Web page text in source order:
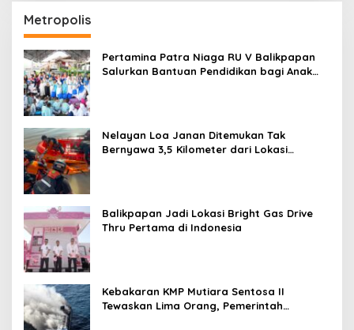
Metropolis
Pertamina Patra Niaga RU V Balikpapan
Salurkan Bantuan Pendidikan bagi Anak
Nelayan Loa Janan Ditemukan Tak
Bernyawa 3,5 Kilometer dari Lokasi
Balikpapan Jadi Lokasi Bright Gas Drive
Thru Pertama di Indonesia
Kebakaran KMP Mutiara Sentosa II
Tewaskan Lima Orang, Pemerintah